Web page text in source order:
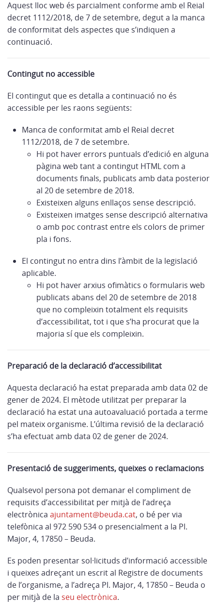
Aquest lloc web és parcialment conforme amb el Reial
decret 1112/2018, de 7 de setembre, degut a la manca
de conformitat dels aspectes que s’indiquen a
continuació.
Contingut no accessible
El contingut que es detalla a continuació no és
accessible per les raons següents:
Manca de conformitat amb el Reial decret
1112/2018, de 7 de setembre.
Hi pot haver errors puntuals d’edició en alguna
pàgina web tant a contingut HTML com a
documents finals, publicats amb data posterior
al 20 de setembre de 2018.
Existeixen alguns enllaços sense descripció.
Existeixen imatges sense descripció alternativa
o amb poc contrast entre els colors de primer
pla i fons.
El contingut no entra dins l’àmbit de la legislació
aplicable.
Hi pot haver arxius ofimàtics o formularis web
publicats abans del 20 de setembre de 2018
que no compleixin totalment els requisits
d’accessibilitat, tot i que s’ha procurat que la
majoria sí que els compleixin.
Preparació de la declaració d’accessibilitat
Aquesta declaració ha estat preparada amb data 02 de
gener de 2024. El mètode utilitzat per preparar la
declaració ha estat una autoavaluació portada a terme
pel mateix organisme. L’última revisió de la declaració
s’ha efectuat amb data 02 de gener de 2024.
Presentació de suggeriments, queixes o reclamacions
Qualsevol persona pot demanar el compliment de
requisits d’accessibilitat per mitjà de l’adreça
electrònica ajuntament@beuda.cat, o bé per via
telefònica al 972 590 534 o presencialment a la Pl.
Major, 4, 17850 – Beuda.
Es poden presentar sol·licituds d’informació accessible
i queixes adreçant un escrit al Registre de documents
de l’organisme, a l’adreça Pl. Major, 4, 17850 – Beuda o
per mitjà de la seu electrònica.